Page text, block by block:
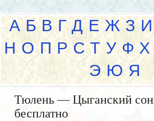
А Б В Г Д Е Ж З И
Н О П Р С Т У Ф Х
Э Ю Я
Тюлень — Цыганский
бесплатно